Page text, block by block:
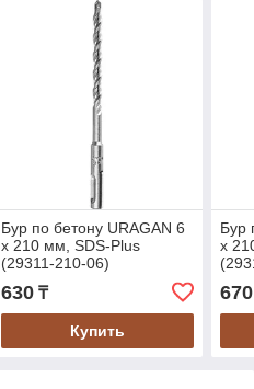
Бур по бетону URAGAN 6
x 210 мм, SDS-Plus
(29311-210-06)
630₸
Купить
Бур
x
670